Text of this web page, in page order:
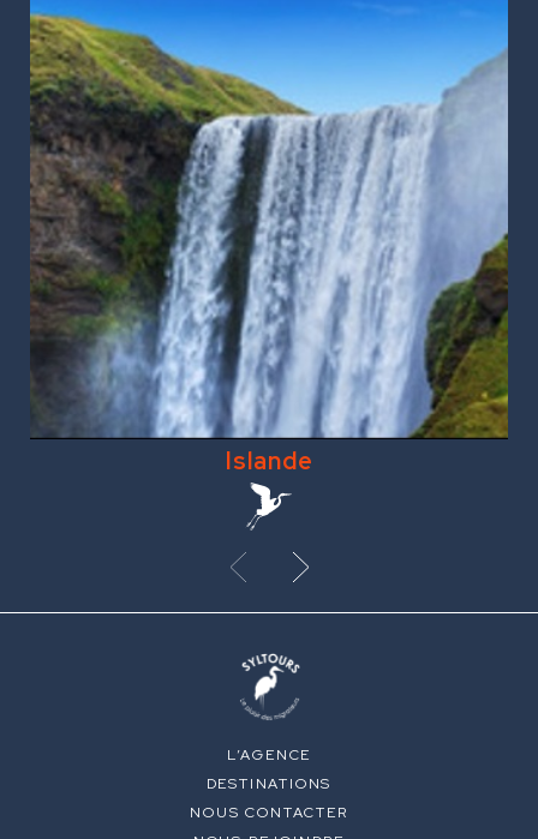
Islande
L’AGENCE
DESTINATIONS
NOUS CONTACTER